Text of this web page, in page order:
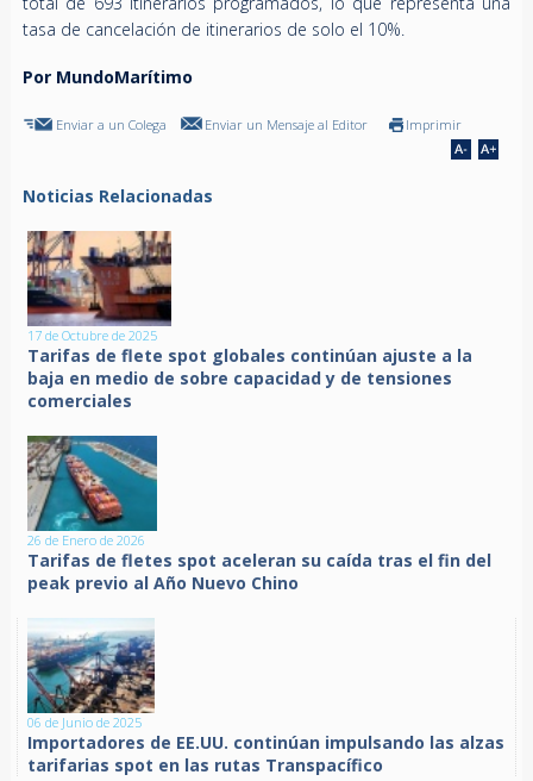
tasa de cancelación de itinerarios de solo el 10%.
Por MundoMarítimo
Enviar a un Colega Enviar un Mensaje al Editor Imprimir
Noticias Relacionadas
17 de Octubre de 2025
Tarifas de flete spot globales continúan ajuste a la
baja en medio de sobre capacidad y de tensiones
comerciales
26 de Enero de 2026
Tarifas de fletes spot aceleran su caída tras el fin del
peak previo al Año Nuevo Chino
06 de Junio de 2025
Importadores de EE.UU. continúan impulsando las alzas
tarifarias spot en las rutas Transpacífico